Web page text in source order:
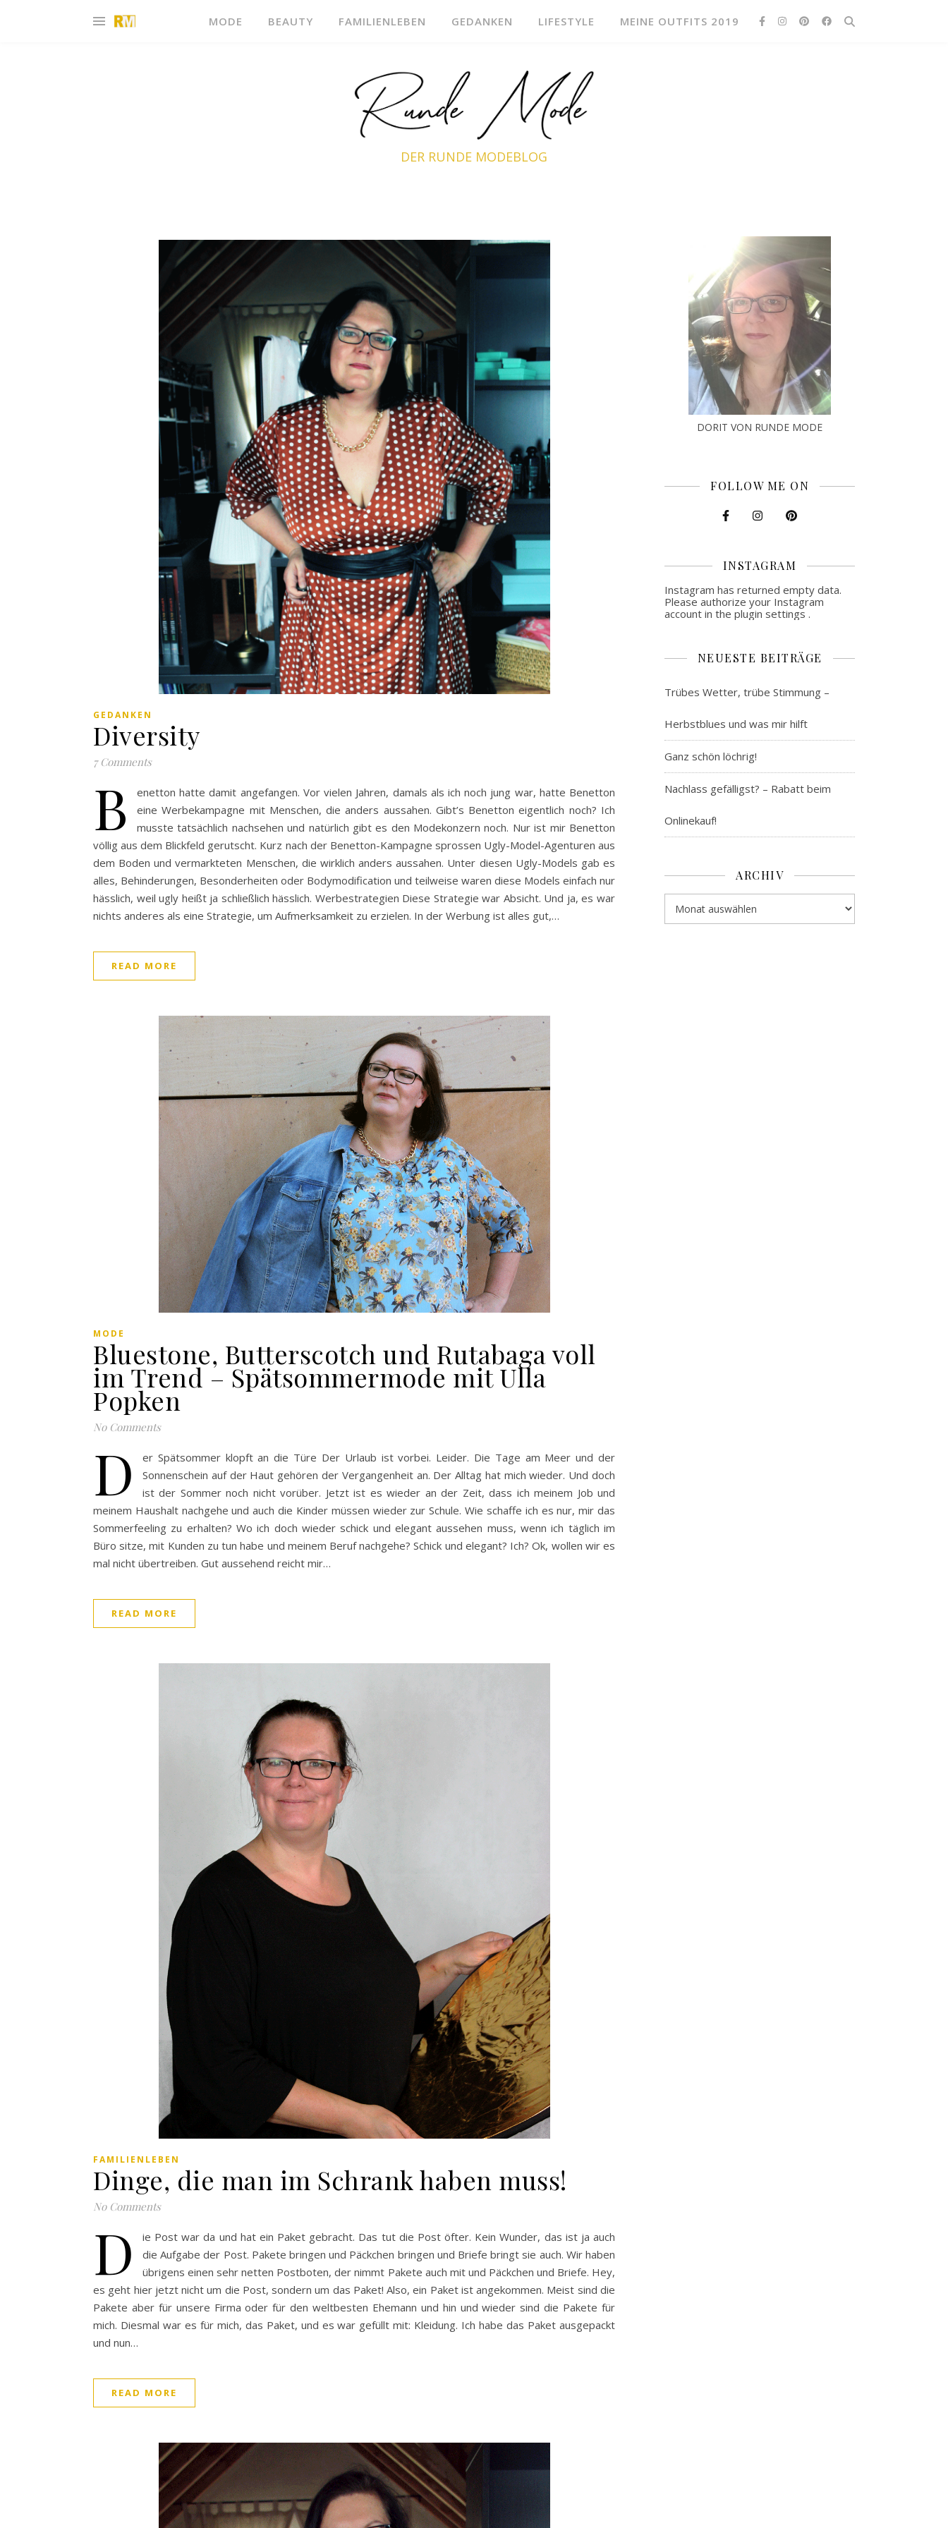
MODE BEAUTY FAMILIENLEBEN GEDANKEN LIFESTYLE MEINE OUTFITS 2019
DER RUNDE MODEBLOG
GEDANKEN
Diversity
7 Comments
B
enetton hatte damit angefangen. Vor vielen Jahren, damals als ich noch jung war, hatte Benetton
eine Werbekampagne mit Menschen, die anders aussahen. Gibt’s Benetton eigentlich noch? Ich
musste tatsächlich nachsehen und natürlich gibt es den Modekonzern noch. Nur ist mir Benetton
völlig aus dem Blickfeld gerutscht. Kurz nach der Benetton-Kampagne sprossen Ugly-Model-Agenturen aus
dem Boden und vermarkteten Menschen, die wirklich anders aussahen. Unter diesen Ugly-Models gab es
alles, Behinderungen, Besonderheiten oder Bodymodification und teilweise waren diese Models einfach nur
hässlich, weil ugly heißt ja schließlich hässlich. Werbestrategien Diese Strategie war Absicht. Und ja, es war
nichts anderes als eine Strategie, um Aufmerksamkeit zu erzielen. In der Werbung ist alles gut,…
READ MORE
MODE
Bluestone, Butterscotch und Rutabaga voll
im Trend – Spätsommermode mit Ulla
Popken
No Comments
D
er Spätsommer klopft an die Türe Der Urlaub ist vorbei. Leider. Die Tage am Meer und der
Sonnenschein auf der Haut gehören der Vergangenheit an. Der Alltag hat mich wieder. Und doch
ist der Sommer noch nicht vorüber. Jetzt ist es wieder an der Zeit, dass ich meinem Job und
meinem Haushalt nachgehe und auch die Kinder müssen wieder zur Schule. Wie schaffe ich es nur, mir das
Sommerfeeling zu erhalten? Wo ich doch wieder schick und elegant aussehen muss, wenn ich täglich im
Büro sitze, mit Kunden zu tun habe und meinem Beruf nachgehe? Schick und elegant? Ich? Ok, wollen wir es
mal nicht übertreiben. Gut aussehend reicht mir…
READ MORE
FAMILIENLEBEN
Dinge, die man im Schrank haben muss!
No Comments
D
ie Post war da und hat ein Paket gebracht. Das tut die Post öfter. Kein Wunder, das ist ja auch
die Aufgabe der Post. Pakete bringen und Päckchen bringen und Briefe bringt sie auch. Wir haben
übrigens einen sehr netten Postboten, der nimmt Pakete auch mit und Päckchen und Briefe. Hey,
es geht hier jetzt nicht um die Post, sondern um das Paket! Also, ein Paket ist angekommen. Meist sind die
Pakete aber für unsere Firma oder für den weltbesten Ehemann und hin und wieder sind die Pakete für
mich. Diesmal war es für mich, das Paket, und es war gefüllt mit: Kleidung. Ich habe das Paket ausgepackt
und nun…
READ MORE
DORIT VON RUNDE MODE
FOLLOW ME ON
INSTAGRAM
Instagram has returned empty data.
Please authorize your Instagram
account in the plugin settings .
NEUESTE BEITRÄGE
Trübes Wetter, trübe Stimmung –
Herbstblues und was mir hilft
Ganz schön löchrig!
Nachlass gefälligst? – Rabatt beim
Onlinekauf!
ARCHIV
Archiv